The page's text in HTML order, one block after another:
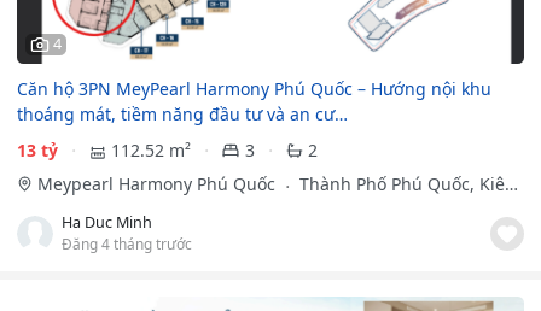
4
Căn hộ 3PN MeyPearl Harmony Phú Quốc – Hướng nội khu
thoáng mát, tiềm năng đầu tư và an cư…
13 tỷ
112.52 m² 3
2
Meypearl Harmony Phú Quốc
Thành Phố Phú Quốc, Kiên
Ha Duc Minh
Đăng 4 tháng trước